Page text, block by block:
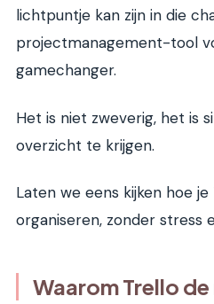
lichtpuntje kan zijn in die
projectmanagement-tool
gamechanger.
Het is niet zweverig, het is
overzicht te krijgen.
Laten we eens kijken hoe
organiseren, zonder stress
Waarom Trello